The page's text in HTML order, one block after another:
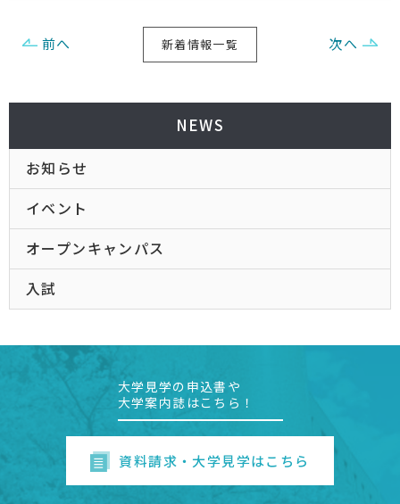
前へ 新着情報一覧 次へ
NEWS
お知らせ
イベント
オープンキャンパス
入試
大学見学の申込書や
大学案内誌はこちら！
資料請求・大学見学はこちら